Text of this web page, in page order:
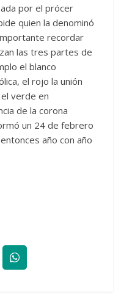
por el prócer
quien la denominó
recordar
las tres partes de
el blanco
el rojo la unión
verde en
de la corona
un 24 de febrero
año con año